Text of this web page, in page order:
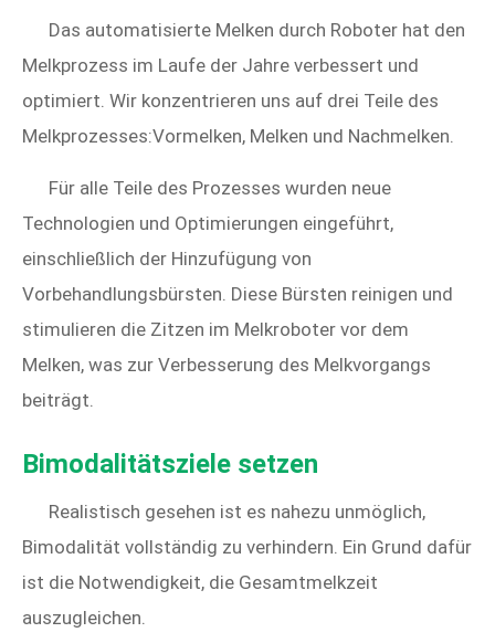
Das automatisierte Melken durch Roboter hat den
Melkprozess im Laufe der Jahre verbessert und
optimiert. Wir konzentrieren uns auf drei Teile des
Melkprozesses:Vormelken, Melken und Nachmelken.
Für alle Teile des Prozesses wurden neue
Technologien und Optimierungen eingeführt,
einschließlich der Hinzufügung von
Vorbehandlungsbürsten. Diese Bürsten reinigen und
stimulieren die Zitzen im Melkroboter vor dem
Melken, was zur Verbesserung des Melkvorgangs
beiträgt.
Bimodalitätsziele setzen
Realistisch gesehen ist es nahezu unmöglich,
Bimodalität vollständig zu verhindern. Ein Grund dafür
ist die Notwendigkeit, die Gesamtmelkzeit
auszugleichen.